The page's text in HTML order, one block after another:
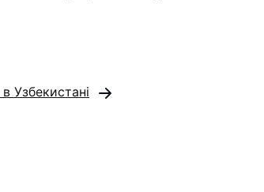
Узбекистані